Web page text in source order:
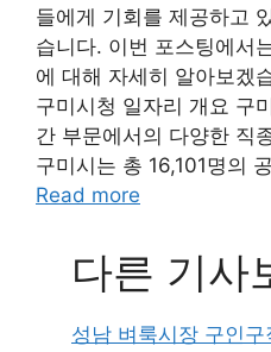
들에게 기회를 제공하고
습니다. 이번 포스팅에서
에 대해 자세히 알아보
구미시청 일자리 개요 구
간 부문에서의 다양한 직
구미시는 총 16,101명의
Read more
다른 기사
성남 벼룩시장 구인